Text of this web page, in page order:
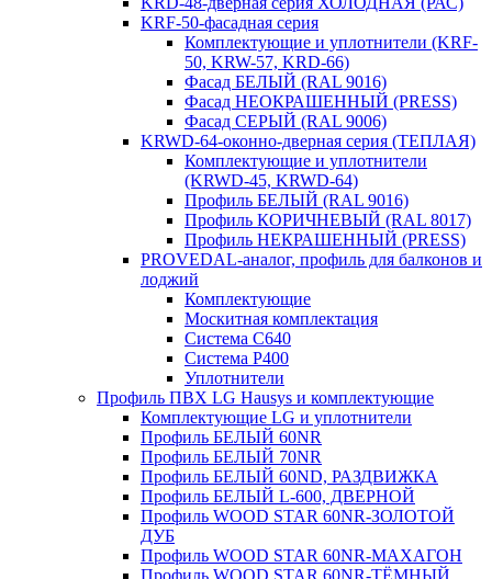
KRF-50-фасадная серия
Комплектующие и уплотнители (KRF-
50, KRW-57, KRD-66)
Фасад БЕЛЫЙ (RAL 9016)
Фасад НЕОКРАШЕННЫЙ (PRESS)
Фасад СЕРЫЙ (RAL 9006)
KRWD-64-оконно-дверная серия (ТЕПЛАЯ)
Комплектующие и уплотнители
(KRWD-45, KRWD-64)
Профиль БЕЛЫЙ (RAL 9016)
Профиль КОРИЧНЕВЫЙ (RAL 8017)
Профиль НЕКРАШЕННЫЙ (PRESS)
PROVEDAL-аналог, профиль для балконов и
лоджий
Комплектующие
Москитная комплектация
Система C640
Система P400
Уплотнители
Профиль ПВХ LG Hausys и комплектующие
Комплектующие LG и уплотнители
Профиль БЕЛЫЙ 60NR
Профиль БЕЛЫЙ 70NR
Профиль БЕЛЫЙ 60ND, РАЗДВИЖКА
Профиль БЕЛЫЙ L-600, ДВЕРНОЙ
Профиль WOOD STAR 60NR-ЗОЛОТОЙ
ДУБ
Профиль WOOD STAR 60NR-МАХАГОН
Профиль WOOD STAR 60NR-ТЁМНЫЙ